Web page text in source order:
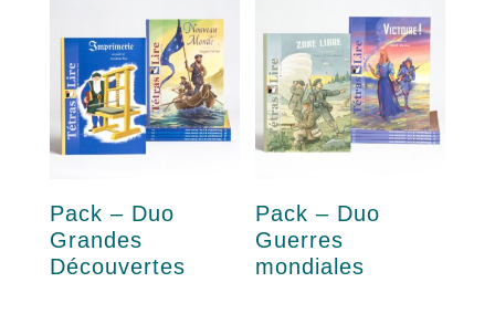
Pack – Duo
Grandes
Découvertes
Pack – Duo
Guerres
mondiales